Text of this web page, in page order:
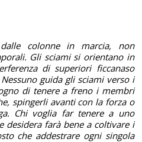
colonne in marcia, non
Gli sciami si orientano in
di superiori ficcanaso
guida gli sciami verso i
di tenere a freno i membri
spingerli avanti con la forza o
Chi voglia far tenere a uno
desidera farà bene a coltivare i
che addestrare ogni singola